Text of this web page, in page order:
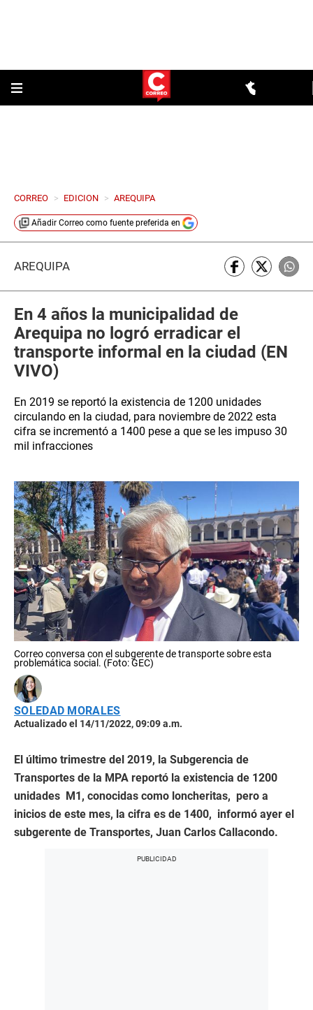
CORREO > EDICION > AREQUIPA
Añadir Correo como fuente preferida en
AREQUIPA
En 4 años la municipalidad de
Arequipa no logró erradicar el
transporte informal en la ciudad (EN
VIVO)
En 2019 se reportó la existencia de 1200 unidades
circulando en la ciudad, para noviembre de 2022 esta
cifra se incrementó a 1400 pese a que se les impuso 30
mil infracciones
Correo conversa con el subgerente de transporte sobre esta
problemática social. (Foto: GEC)
SOLEDAD MORALES
Actualizado el 14/11/2022, 09:09 a.m.
El último trimestre del 2019, la Subgerencia de
Transportes de la MPA reportó la existencia de 1200
unidades M1, conocidas como loncheritas, pero a
inicios de este mes, la cifra es de 1400, informó ayer el
subgerente de Transportes, Juan Carlos Callacondo.